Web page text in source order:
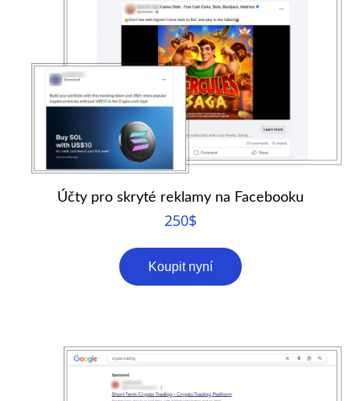
Účty pro skryté reklamy na Facebooku
250$
Koupit nyní